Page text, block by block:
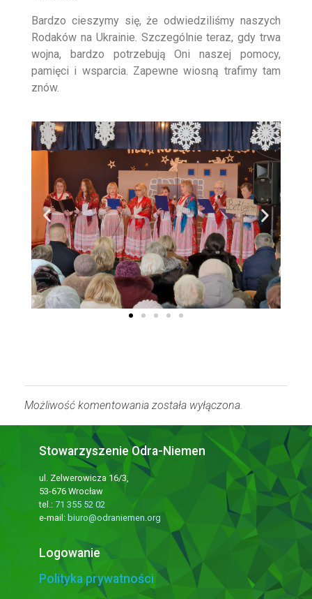
Bardzo cieszymy się, że odwiedziliśmy naszych
Rodaków na Ukrainie. Szczególnie teraz, gdy trwa
wojna, bardzo potrzebują Oni naszej pomocy,
pamięci i wsparcia. Zapewne wiosną trafimy tam
znów.
Możliwość komentowania została wyłączona.
Stowarzyszenie Odra-Niemen
ul. Zelwerowicza 16/3,
53-676 Wrocław
tel.: 71 355 52 02
e-mail: biuro@odraniemen.org
Logowanie
Polityka prywatności